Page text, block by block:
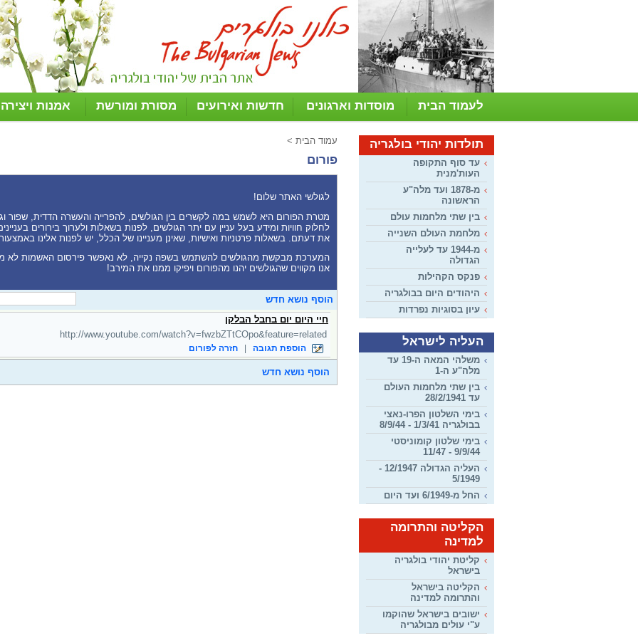
לעמוד הבית מוסדות וארגונים חדשות ואירועים מסורת ומורשת אמנות ויצירה
תולדות יהודי בולגריה
עד סוף התקופה
העות'מנית
מ-1878 ועד מלה"ע
הראשונה
בין שתי מלחמות עולם
מלחמת העולם השנייה
מ-1944 עד לעלייה
הגדולה
פנקס הקהילות
היהודים היום בבולגריה
עיון בסוגיות נפרדות
העליה לישראל
משלהי המאה ה-19 עד
מלה"ע ה-1
בין שתי מלחמות העולם
עד 28/2/1941
בימי השלטון הפרו-נאצי
בבולגריה 1/3/41 - 8/9/44
בימי שלטון קומוניסטי
9/9/44 - 11/47
העליה הגדולה 12/1947 -
5/1949
החל מ-6/1949 ועד היום
הקליטה והתרומה
למדינה
קליטת יהודי בולגריה
בישראל
הקליטה בישראל
והתרומה למדינה
ישובים בישראל שהוקמו
ע"י עולים מבולגריה
עמוד הבית >
פורום
לגולשי האתר שלום!
מטרת הפורום היא לשמש במה לקשרים בין הגולשים, להפרייה והעשרה הדדית, שפור
לחלוק חוויות ומידע בעל עניין עם יתר הגולשים, לפנות בשאלות ולערוך בירורים
את דעתם. בשאלות פרטניות ואישיות, שאינן מעניינו של הכלל, יש לפנות אלינו
המערכת מבקשת מהגולשים להשתמש בשפה נקייה, לא נאפשר פירסום האשמות לא
אנו מקווים שהגולשים יהנו מהפורום ויפיקו ממנו את המירב!
הוסף נושא חדש
חיי היום יום בחבל הבלקן
http://www.youtube.com/watch?v=fwzbZTtCOpo&feature=related
הוספת תגובה חזרה לפורום
הוסף נושא חדש